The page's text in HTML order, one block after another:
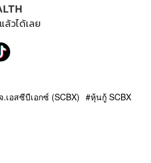
วได้เลย
.เอสซีบีเอกซ์ (SCBX) หุ้นกู้ SCBX